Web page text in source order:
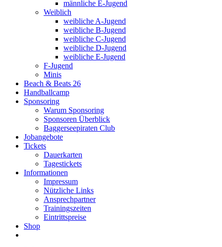
männliche E-Jugend
Weiblich
weibliche A-Jugend
weibliche B-Jugend
weibliche C-Jugend
weibliche D-Jugend
weibliche E-Jugend
F-Jugend
Minis
Beach & Beats 26
Handballcamp
Sponsoring
Warum Sponsoring
Sponsoren Überblick
Baggerseepiraten Club
Jobangebote
Tickets
Dauerkarten
Tagestickets
Informationen
Impressum
Nützliche Links
Ansprechpartner
Trainingszeiten
Eintrittspreise
Shop